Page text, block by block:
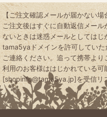
【ご注文確認メールが届かない場
ご注文後はすぐに自動返信メー
ないときは迷惑メールとしては
tama5yaドメインを許可してい
ご連絡ください。追って携帯よ
利用のお客様ははじかれている可
[shopinfo@tama5ya.jp]を受信リ